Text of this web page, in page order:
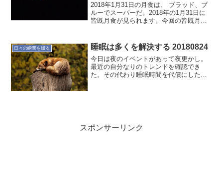
2018年1月31日の月食は、 ブラッド、ブ
ルーでスーパーだ。2018年の1月31日に
皆既月食が見られます。今回の皆既月食
できそうですね。皆既食の始まりは
21:51...
日々の瞬間を綴る 睡眠は多くを解決する 20180824
今日は夜のイベントがあって夜更かし。
最近の自分なりのトレンドを確認でき
た。その代わり睡眠時間を代償にしたけ
スポンサーリンク